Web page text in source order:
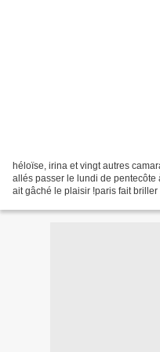
héloïse, irina et vingt autres
allés passer le lundi de
ait gâché le plaisir !paris fait